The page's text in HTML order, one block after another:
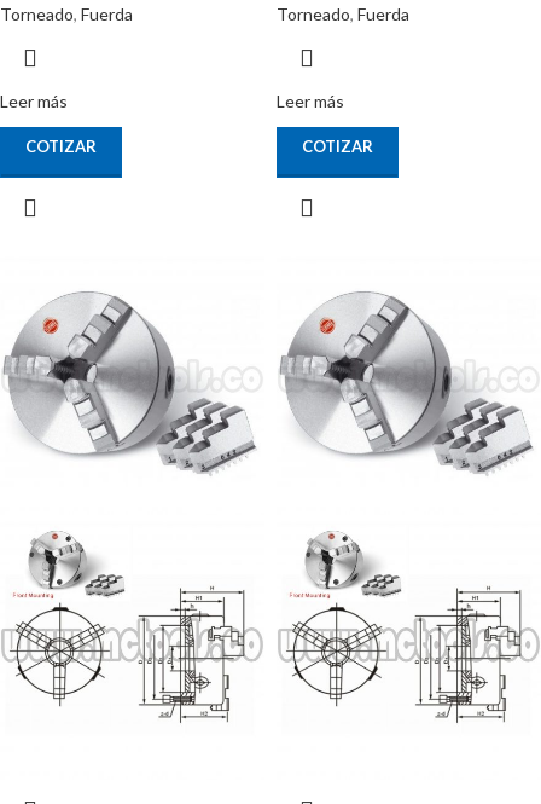
Torneado, Fuerda
Leer más
COTIZAR
Torneado, Fuerda
Leer más
COTIZAR